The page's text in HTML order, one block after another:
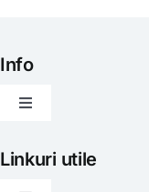
Info
Toggle
Articole
Linkuri utile